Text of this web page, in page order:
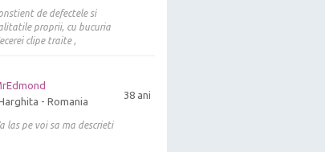
de defectele si
proprii, cu bucuria
clipe traite ,
38 ani
- Romania
las pe voi sa ma descrieti